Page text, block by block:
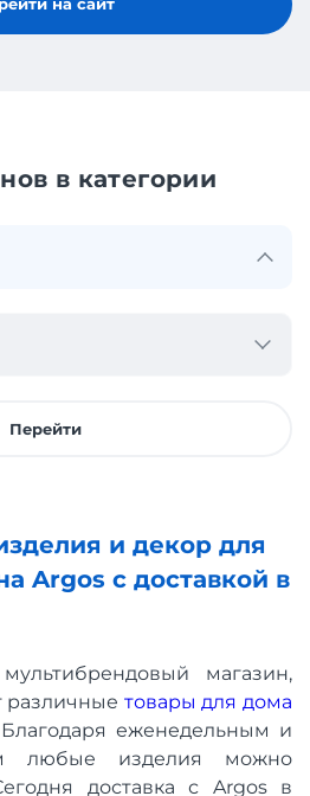
на сайт
в категории
Перейти
и декор для
Argos с доставкой в
магазин,
различные товары для дома
еженедельным и
любые изделия можно
доставка с Argos в